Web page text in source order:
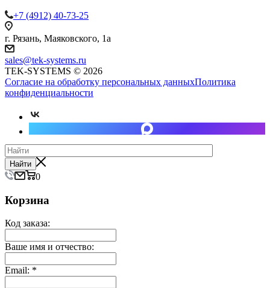
+7 (4912) 40-73-25
г. Рязань, Маяковского, 1а
sales@tek-systems.ru
TEK-SYSTEMS © 2026
Согласие на обработку персональных данныхПолитика
конфиденциальности
Найти
0
Корзина
Код заказа:
Ваше имя и отчество:
Email: *